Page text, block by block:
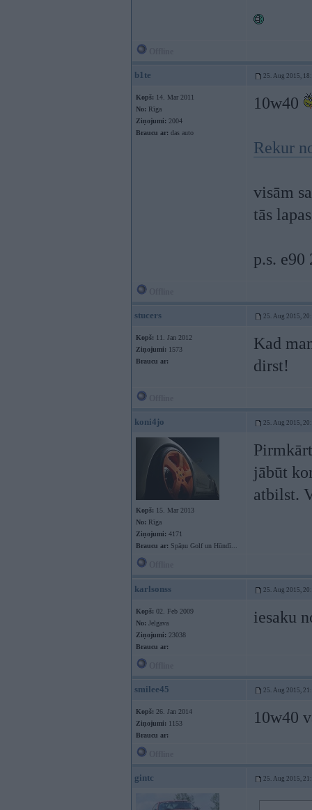
b1te 25. Aug 2015,
Kopš: 14. Mar 2011
No: Rīga
Ziņojumi: 2004
Braucu ar: das auto
10w40
Rekur
visām
tās
p.s.
stucers 25. Aug 2015,
Kopš: 11. Jan 2012
Ziņojumi: 1573
Braucu ar:
Kad
dirst!
koni4jo 25. Aug 2015,
Kopš: 15. Mar 2013
No: Rīga
Ziņojumi: 4171
Braucu ar: Spāņu Golf un Hūndī...
jābūt
atbilst.
karlsonss 25. Aug 2015,
Kopš: 02. Feb 2009
No: Jelgava
Ziņojumi: 23038
Braucu ar:
iesaku
smilee45 25. Aug 2015,
Kopš: 26. Jan 2014
Ziņojumi: 1153
Braucu ar:
10w40
gintc 25. Aug 2015,